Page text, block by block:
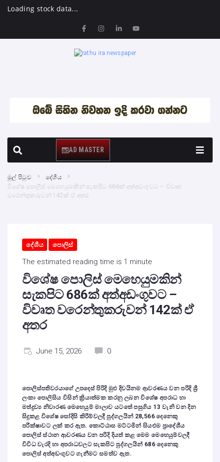
Loading stock data...
AD MASTER
මුල් පිටුව
දේශීය
විශේෂ පොලිස් මෙහෙයුමකින් සැකපිට 686ක් අත්අඩංගුවට – විවෘත
වරෙන්තුකරුවන් 142ක් ඒ අතර
දේශීය පොලිස්
The estimated reading time is 1 minute
විශේෂ පොලිස් මෙහෙයුමකින්
සැකපිට 686ක් අත්අඩංගුවට –
විවෘත වරෙන්තුකරුවන් 142ක් ඒ
අතර
June 15, 2026 0
පොලිස්පතිවරයාගේ උපදෙස් පිරිදි මුළු දිවයිනම ආවරණය වන පරිදි ශ්‍රී
ලංකා පොලිසිය විසින් ක්‍රියාත්මක කරනු ලබන විශේෂ අපරාධ හා
මත්ද්‍රව්‍ය නිවාරණ මෙහෙයුම් මාලාව යටතේ ‍පසුගිය 13 වැනි වන දින
සිදුකළ විශේෂ සෝදිසි කිරීම්වලදී පුද්ගලයින් 28,566 දෙනෙකු
පරීක්ෂාවට ලක් කර ඇත. කොට්ඨාස මට්ටමින් සියළුම ප්‍රාදේශීය
පොලිස් ස්ථාන ආවරණය වන පරිදි දියත් කළ මෙම මෙහෙයුම්වලදී
විවිධ වැරදි හා අපරාධවලට සැකපිට පුද්ගලයින් 686 දෙනෙකු
පොලිස් අත්අඩංගුවට ගැනීමට සමත්ව ඇත.